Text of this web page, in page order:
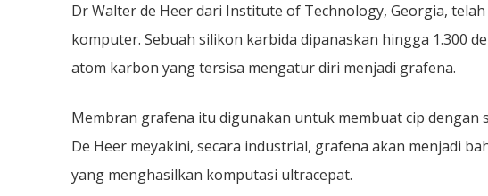
Dr Walter de Heer dari Institute of Technology, Georgia,
komputer. Sebuah silikon karbida dipanaskan hingga 1.300
atom karbon yang tersisa mengatur diri menjadi grafena.
Membran grafena itu digunakan untuk membuat cip
De Heer meyakini, secara industrial, grafena akan menjadi
yang menghasilkan komputasi ultracepat.